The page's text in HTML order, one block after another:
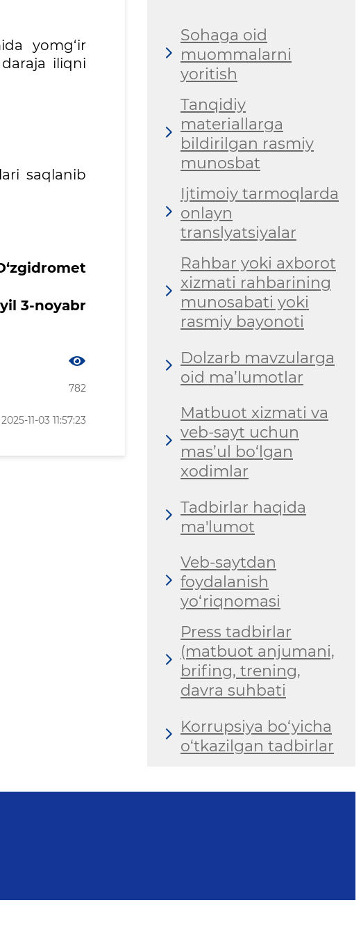
yomg‘ir
iliqni
saqlanib
3-noyabr
782
11-03 11:57:23
Sohaga oid
muommalarni
yoritish
Tanqidiy
materiallarga
bildirilgan rasmiy
munosbat
Ijtimoiy tarmoqlarda
onlayn
translyatsiyalar
Rahbar yoki axborot
xizmati rahbarining
munosabati yoki
rasmiy bayonoti
Dolzarb mavzularga
oid ma’lumotlar
Matbuot xizmati va
veb-sayt uchun
mas’ul bo‘lgan
xodimlar
Tadbirlar haqida
ma'lumot
Veb-saytdan
foydalanish
yo‘riqnomasi
Press tadbirlar
(matbuot anjumani,
brifing, trening,
davra suhbati
Korrupsiya bo‘yicha
o‘tkazilgan tadbirlar